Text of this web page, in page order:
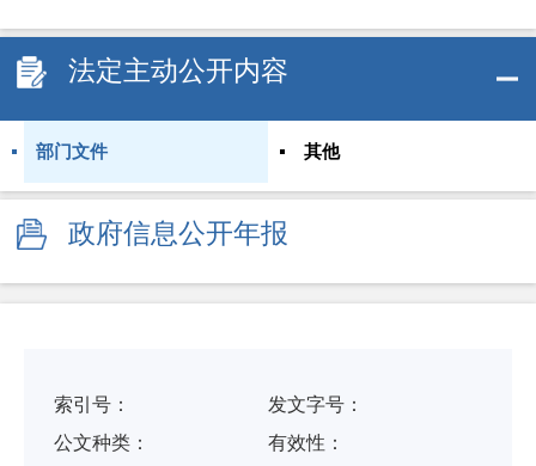
法定主动公开内容
部门文件 其他
政府信息公开年报
索引号：
发文字号：
公文种类：
有效性：